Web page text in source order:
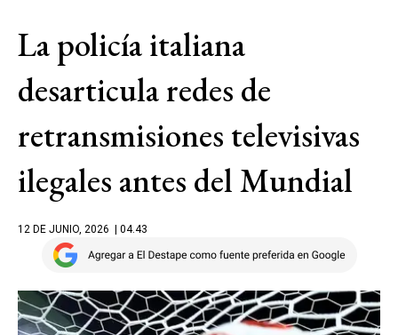
La policía italiana
desarticula redes de
retransmisiones televisivas
ilegales antes del Mundial
12 DE JUNIO, 2026 | 04.43